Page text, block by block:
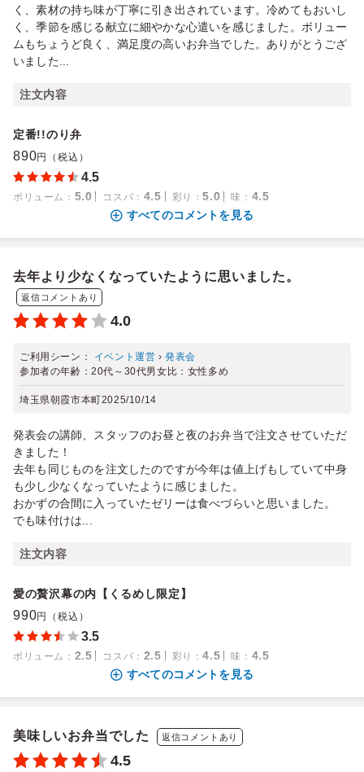
く、素材の持ち味が丁寧に引き出されています。冷めてもおいし
く、季節を感じる献立に細やかな心遣いを感じました。ボリュー
ムもちょうど良く、満足度の高いお弁当でした。ありがとうござ
いました...
注文内容
定番!!のり弁
890円（税込）
4.5
ボリューム ： 5.0 コスパ ： 4.5 彩り ：5.0 味 ： 4.5
すべてのコメントを見る
去年より少なくなっていたように思いました。
返信コメントあり
4.0
ご利用シーン： イベント運営 ›発表会
参加者の年齢：20代～30代男女比： 女性多め
埼玉県朝霞市本町2025/10/14
発表会の講師、スタッフのお昼と夜のお弁当で注文させていただ
きました！
去年も同じものを注文したのですが今年は値上げもしていて中身
も少し少なくなっていたように感じました。
おかずの合間に入っていたゼリーは食べづらいと思いました。
でも味付けは...
注文内容
愛の贅沢幕の内【くるめし限定】
990円（税込）
3.5
ボリューム ： 2.5 コスパ ： 2.5 彩り ：4.5 味 ： 4.5
すべてのコメントを見る
美味しいお弁当でした 返信コメントあり
4.5